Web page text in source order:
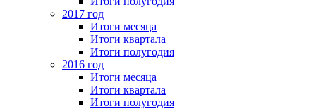
2017 год
Итоги месяца
Итоги квартала
Итоги полугодия
2016 год
Итоги месяца
Итоги квартала
Итоги полугодия